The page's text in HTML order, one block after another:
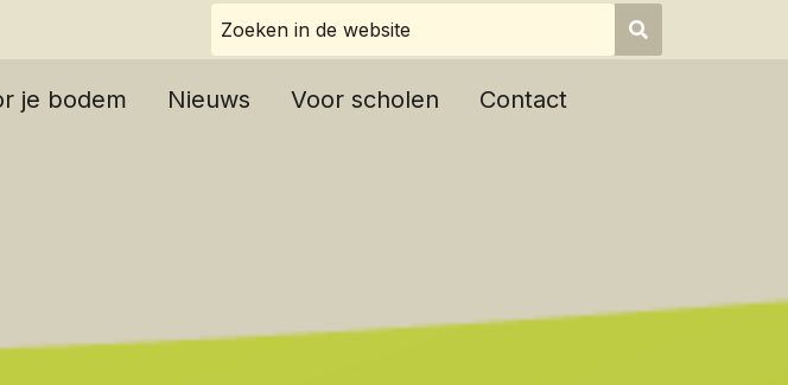
je bodem Nieuws Voor scholen Contact